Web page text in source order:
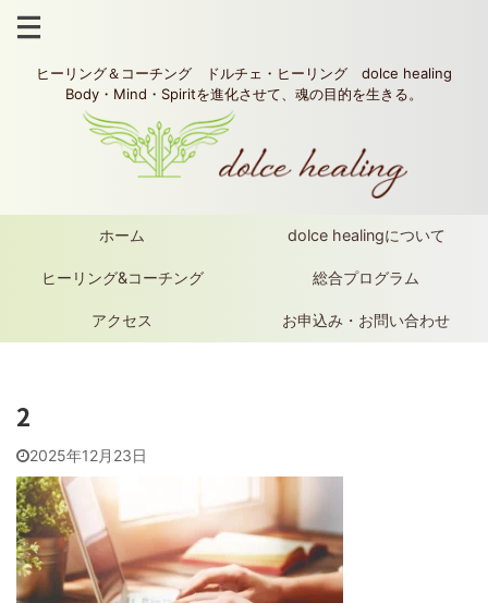
ヒーリング＆コーチング ドルチェ・ヒーリング dolce healing
Body・Mind・Spiritを進化させて、魂の目的を生きる。
ホーム dolce healingについて
ヒーリング&コーチング 総合プログラム
アクセス お申込み・お問い合わせ
2
2025年12月23日